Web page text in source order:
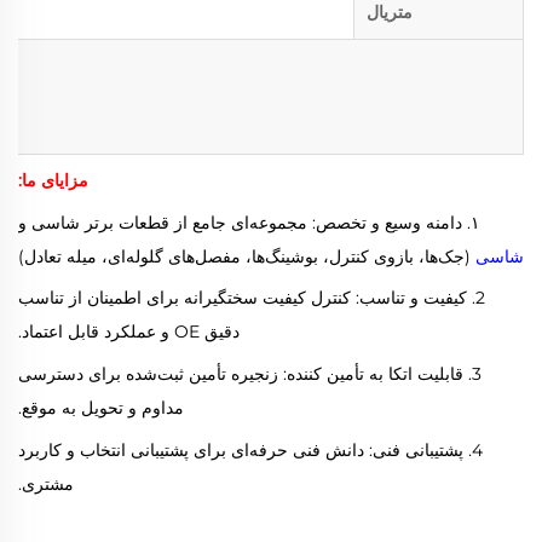
متریال
مزایای ما:
۱. دامنه وسیع و تخصص: مجموعه‌ای جامع از قطعات برتر شاسی و
شاسی (جک‌ها، بازوی کنترل، بوشینگ‌ها، مفصل‌های گلوله‌ای، میله تعادل)
2. کیفیت و تناسب: کنترل کیفیت سختگیرانه برای اطمینان از تناسب
دقیق OE و عملکرد قابل اعتماد.
3. قابلیت اتکا به تأمین کننده: زنجیره تأمین ثبت‌شده برای دسترسی
مداوم و تحویل به موقع.
4. پشتیبانی فنی: دانش فنی حرفه‌ای برای پشتیبانی انتخاب و کاربرد
مشتری.